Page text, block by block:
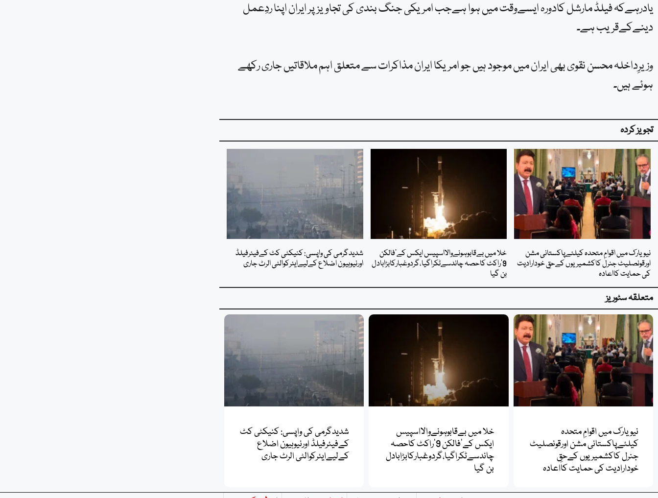
یادرہےکہ فیلڈ مارشل کادورہ ایسےوقت میں ہوا ہےجب امریکی جنگ بندی کی تجاویزپر ایران اپنا ردِعمل
دینےکےقریب ہے۔
وزیرِداخلہ محسن نقوی بھی ایران میں موجود ہیں جو امریکا ایران مذاکرات سے متعلق اہم ملاقاتیں جاری رکھے
ہوئے ہیں۔
تجویز کردہ
نیویارک میں اقوامِ متحدہ کیلئےپاکستانی مشن
اورقونصلیٹ جنرل کاکشمیریوں کےحقِ خودارادیت
کی حمایت کااعادہ
خلا میں بےقابوہونےوالااسپیس ایکس کے’فالکن
9’راکٹ کاحصہ چاندسےٹکراگیا،گردوغبارکابڑابادل
بن گیا
شدیدگرمی کی واپسی: کنیکٹی کٹ کےفیئرفیلڈ
اورنیوہیون اضلاع کےلیےایئرکوالٹی الرٹ جاری
متعلقہ سٹوریز
نیویارک میں اقوامِ متحدہ
کیلئےپاکستانی مشن اورقونصلیٹ
جنرل کاکشمیریوں کےحقِ
خودارادیت کی حمایت کااعادہ
خلا میں بےقابوہونےوالااسپیس
ایکس کے’فالکن 9’راکٹ کاحصہ
چاندسےٹکراگیا،گردوغبارکابڑابادل
بن گیا
شدیدگرمی کی واپسی: کنیکٹی کٹ
کےفیئرفیلڈ اورنیوہیون اضلاع
کےلیےایئرکوالٹی الرٹ جاری